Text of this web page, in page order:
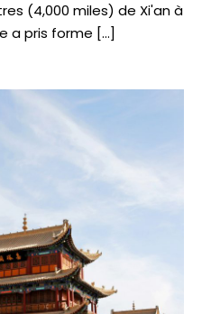
(4,000 miles) de Xi'an à
a pris forme […]